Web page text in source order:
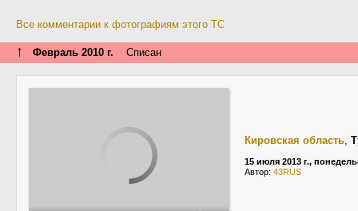
Все комментарии к фотографиям этого ТС
↑ Февраль 2010 г. Списан
Кировская область,
15 июля 2013 г.,
Автор: 43RUS